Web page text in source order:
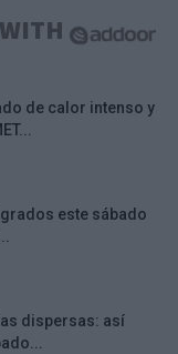
de calor intenso y
este sábado
dispersas: así